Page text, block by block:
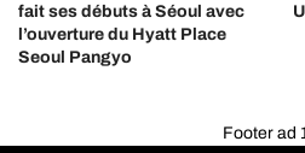
fait ses débuts à Séoul avec
l’ouverture du Hyatt Place
Seoul Pangyo
Footer ad